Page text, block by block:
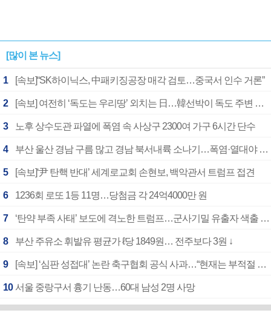
[많이 본 뉴스]
1 [속보]“SK하이닉스, 中패키징공장 매각 검토…중국서 인수 거론”
2 [속보] 여전히 ‘독도는 우리땅’ 외치는 日…韓선박이 독도 주변 해양조사 활동하자 반발
3 노후 상수도관 파열에 폭염 속 사상구 2300여 가구 6시간 단수
4 부산 울산 경남 구름 많고 경남 북서내륙 소나기…폭염·열대야 계속
5 [속보]‘尹 탄핵 반대’ 세계로교회 손현보, 백악관서 트럼프 접견
6 1236회 로또 1등 11명…당첨금 각 24억4000만 원
7 ‘탄약 부족 사태’ 보도에 격노한 트럼프…군사기밀 유출자 색출 지시
8 부산 주유소 휘발유 평균가 ℓ당 1849원… 전주보다 3원 ↓
9 [속보] ‘심판 성접대’ 논란 축구협회 공식 사과…“현재는 부적절 행위 없어”
10 서울 중랑구서 흉기 난동…60대 남성 2명 사망